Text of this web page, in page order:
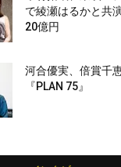
で綾瀬はるかと共
20億円
河合優実、倍賞千
『PLAN 75』